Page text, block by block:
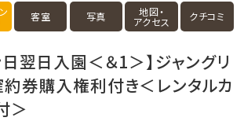
客室 写真 地図・
アクセス クチコミ
日翌日入園＜＆1＞】ジャングリ
券購入権利付き＜レンタルカ
＞